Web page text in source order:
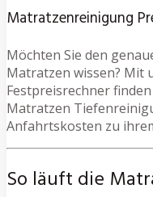
Matratzenreinigung
Möchten Sie den
Matratzen wissen? Mit
Festpreisrechner
Matratzen
Anfahrtskosten zu
So läuft die